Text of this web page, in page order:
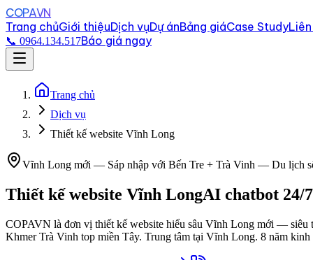
COPAVN
Trang chủGiới thiệuDịch vụDự ánBảng giáCase Study
📞 0964.134.517Báo giá ngay
Trang chủ
Dịch vụ
Thiết kế website Vĩnh Long
Vĩnh Long mới — Sáp nhập với Bến Tre + Trà Vinh — Du lịch
Thiết kế website Vĩnh LongAI chatbot
COPAVN là đơn vị thiết kế website hiểu sâu Vĩnh Long mới — siêu
Khmer Trà Vinh top miền Tây. Trung tâm tại Vĩnh Long. 8 năm kinh